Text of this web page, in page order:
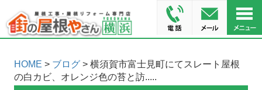
HOME > ブログ> 横須賀市富士見町にてスレート屋根
の白カビ、オレンジ色の苔と訪.....